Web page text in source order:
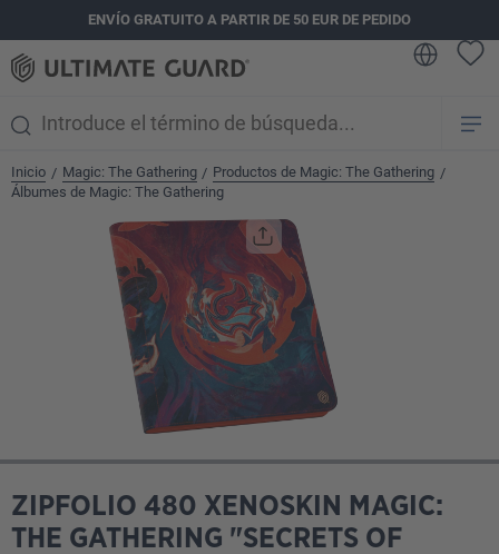
principalENVÍO GRATUITO A PARTIR DE 50 EUR DE PEDIDO
Inicio / Magic: The Gathering / Productos de Magic: The Gathering /
Álbumes de Magic: The Gathering
Omitir galería de imágenes
ZIPFOLIO 480 XENOSKIN MAGIC:
THE GATHERING "SECRETS OF